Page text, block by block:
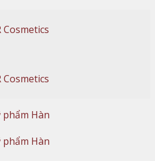
Cosmetics
Cosmetics